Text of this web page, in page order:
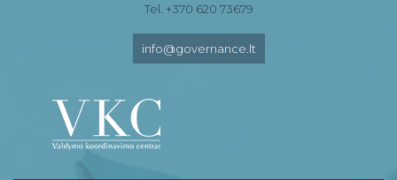
Tel. +370 620 73679
info@governance.lt